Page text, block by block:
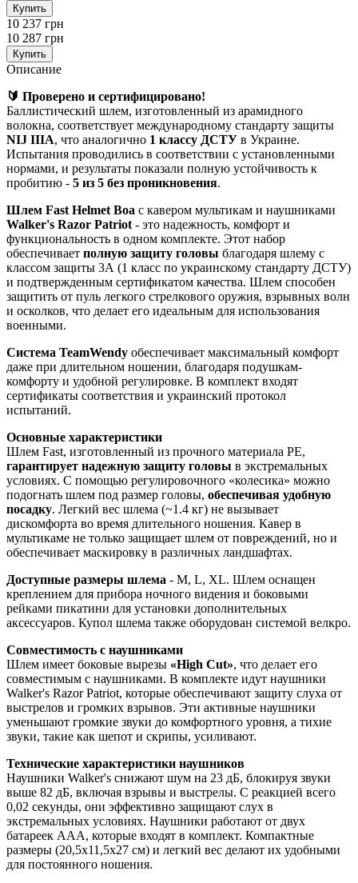
Купить
10 237 грн
10 287 грн
Купить
Описание
🔰 Проверено и сертифицировано!
Баллистический шлем, изготовленный из арамидного
волокна, соответствует международному стандарту защиты
NIJ IIIA, что аналогично 1 классу ДСТУ в Украине.
Испытания проводились в соответствии с установленными
нормами, и результаты показали полную устойчивость к
пробитию - 5 из 5 без проникновения.
Шлем Fast Helmet Boa с кавером мультикам и наушниками
Walker's Razor Patriot - это надежность, комфорт и
функциональность в одном комплекте. Этот набор
обеспечивает полную защиту головы благодаря шлему с
классом защиты 3А (1 класс по украинскому стандарту ДСТУ)
и подтвержденным сертификатом качества. Шлем способен
защитить от пуль легкого стрелкового оружия, взрывных волн
и осколков, что делает его идеальным для использования
военными.
Система TeamWendy обеспечивает максимальный комфорт
даже при длительном ношении, благодаря подушкам-
комфорту и удобной регулировке. В комплект входят
сертификаты соответствия и украинский протокол
испытаний.
Основные характеристики
Шлем Fast, изготовленный из прочного материала PE,
гарантирует надежную защиту головы в экстремальных
условиях. С помощью регулировочного «колесика» можно
подогнать шлем под размер головы, обеспечивая удобную
посадку. Легкий вес шлема (~1.4 кг) не вызывает
дискомфорта во время длительного ношения. Кавер в
мультикаме не только защищает шлем от повреждений, но и
обеспечивает маскировку в различных ландшафтах.
Доступные размеры шлема - M, L, XL. Шлем оснащен
креплением для прибора ночного видения и боковыми
рейками пикатини для установки дополнительных
аксессуаров. Купол шлема также оборудован системой велкро.
Совместимость с наушниками
Шлем имеет боковые вырезы «High Cut», что делает его
совместимым с наушниками. В комплекте идут наушники
Walker's Razor Patriot, которые обеспечивают защиту слуха от
выстрелов и громких взрывов. Эти активные наушники
уменьшают громкие звуки до комфортного уровня, а тихие
звуки, такие как шепот и скрипы, усиливают.
Технические характеристики наушников
Наушники Walker's снижают шум на 23 дБ, блокируя звуки
выше 82 дБ, включая взрывы и выстрелы. С реакцией всего
0,02 секунды, они эффективно защищают слух в
экстремальных условиях. Наушники работают от двух
батареек AAA, которые входят в комплект. Компактные
размеры (20,5x11,5x27 см) и легкий вес делают их удобными
для постоянного ношения.